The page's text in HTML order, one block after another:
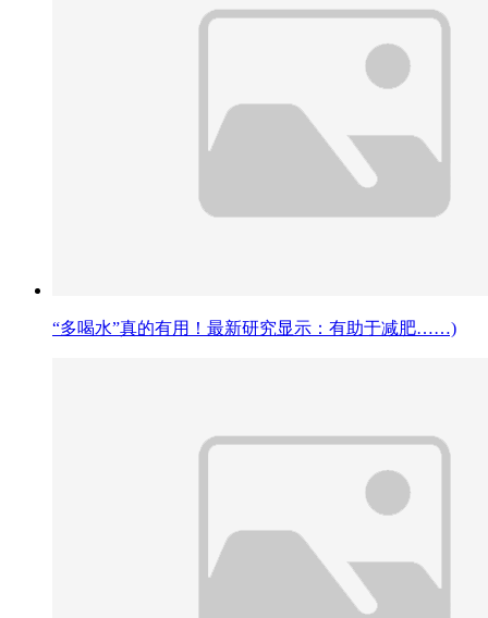
“多喝水”真的有用！最新研究显示：有助于减肥……)